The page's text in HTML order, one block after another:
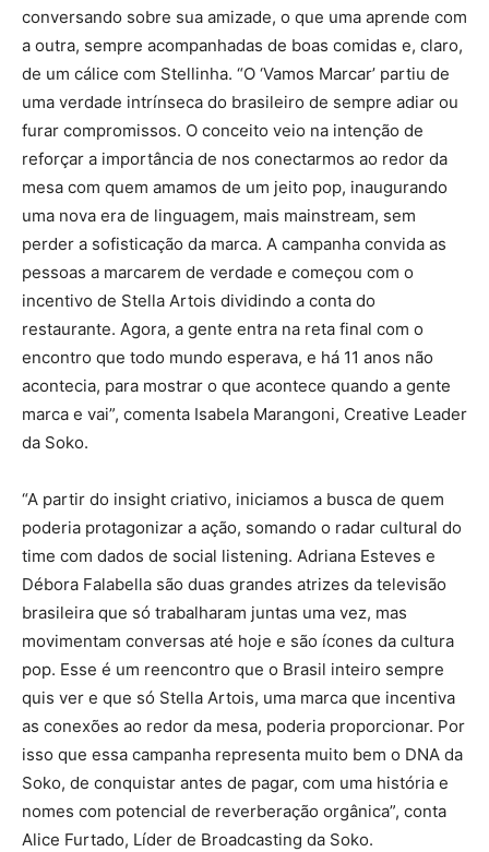
conversando sobre sua amizade, o que uma aprende com
a outra, sempre acompanhadas de boas comidas e, claro,
de um cálice com Stellinha. “O ‘Vamos Marcar’ partiu de
uma verdade intrínseca do brasileiro de sempre adiar ou
furar compromissos. O conceito veio na intenção de
reforçar a importância de nos conectarmos ao redor da
mesa com quem amamos de um jeito pop, inaugurando
uma nova era de linguagem, mais mainstream, sem
perder a sofisticação da marca. A campanha convida as
pessoas a marcarem de verdade e começou com o
incentivo de Stella Artois dividindo a conta do
restaurante. Agora, a gente entra na reta final com o
encontro que todo mundo esperava, e há 11 anos não
acontecia, para mostrar o que acontece quando a gente
marca e vai”, comenta Isabela Marangoni, Creative Leader
da Soko.
“A partir do insight criativo, iniciamos a busca de quem
poderia protagonizar a ação, somando o radar cultural do
time com dados de social listening. Adriana Esteves e
Débora Falabella são duas grandes atrizes da televisão
brasileira que só trabalharam juntas uma vez, mas
movimentam conversas até hoje e são ícones da cultura
pop. Esse é um reencontro que o Brasil inteiro sempre
quis ver e que só Stella Artois, uma marca que incentiva
as conexões ao redor da mesa, poderia proporcionar. Por
isso que essa campanha representa muito bem o DNA da
Soko, de conquistar antes de pagar, com uma história e
nomes com potencial de reverberação orgânica”, conta
Alice Furtado, Líder de Broadcasting da Soko.